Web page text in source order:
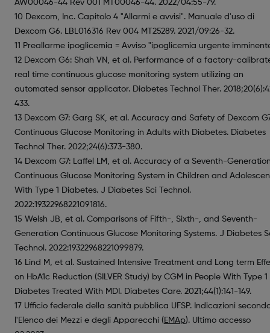
AW00046-44 Rev 001 MT00046-44. 2022/04:55-79.
10 Dexcom, Inc. Capitolo 4 "Allarmi e avvisi". Manuale d'uso di
Dexcom G6. LBL016316 Rev 004 MT25289. 2021/09:26-32.
11 Preallarme ipoglicemia = Avviso "ipoglicemia urgente
12 Dexcom G6: Shah VN, et al. Performance of a factory-
real time continuous glucose monitoring system utilizing an
automated sensor applicator. Diabetes Technol Ther.
433.
13 Dexcom G7: Garg SK, et al. Accuracy and Safety of Dexcom
Continuous Glucose Monitoring in Adults with Diabetes. Diabetes
Technol Ther. 2022;24(6):373-380.
14 Dexcom G7: Laffel LM, et al. Accuracy of a Seventh-
Continuous Glucose Monitoring System in Children and
With Type 1 Diabetes. J Diabetes Sci Technol.
2022:19322968221091816.
15 Welsh JB, et al. Comparisons of Fifth-, Sixth-, and Seventh-
Generation Continuous Glucose Monitoring Systems. J Diabetes
Technol. 2022:19322968221099879.
16 Lind M, et al. Sustained Intensive Treatment and Long term
on HbA1c Reduction (SILVER Study) by CGM in People With Type 1
Diabetes Treated With MDI. Diabetes Care. 2021;44(1):141-149.
17 Ufficio federale della sanità pubblica UFSP. Indicazioni
l'Elenco dei Mezzi e degli Apparecchi ( EMAp). Ultimo accesso